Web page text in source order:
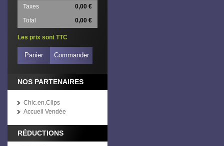
Taxes
0,00 €
Total
0,00 €
Les prix sont TTC
Panier Commander
NOS PARTENAIRES
Chic.en.Clips
Accueil Vendée
RÉDUCTIONS